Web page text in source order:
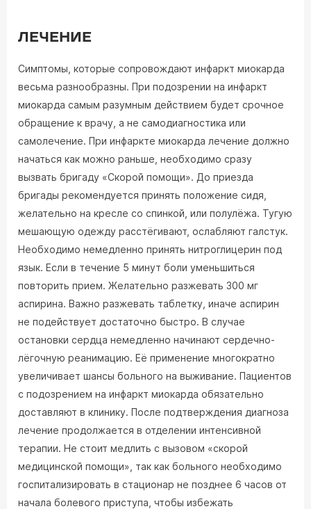
ЛЕЧЕНИЕ
Симптомы, которые сопровождают инфаркт миокарда
весьма разнообразны. При подозрении на инфаркт
миокарда самым разумным действием будет срочное
обращение к врачу, а не самодиагностика или
самолечение. При инфаркте миокарда лечение должно
начаться как можно раньше, необходимо сразу
вызвать бригаду «Скорой помощи». До приезда
бригады рекомендуется принять положение сидя,
желательно на кресле со спинкой, или полулёжа. Тугую
мешающую одежду расстёгивают, ослабляют галстук.
Необходимо немедленно принять нитроглицерин под
язык. Если в течение 5 минут боли уменьшиться
повторить прием. Желательно разжевать 300 мг
аспирина. Важно разжевать таблетку, иначе аспирин
не подействует достаточно быстро. В случае
остановки сердца немедленно начинают сердечно-
лёгочную реанимацию. Её применение многократно
увеличивает шансы больного на выживание. Пациентов
с подозрением на инфаркт миокарда обязательно
доставляют в клинику. После подтверждения диагноза
лечение продолжается в отделении интенсивной
терапии. Не стоит медлить с вызовом «скорой
медицинской помощи», так как больного необходимо
госпитализировать в стационар не позднее 6 часов от
начала болевого приступа, чтобы избежать